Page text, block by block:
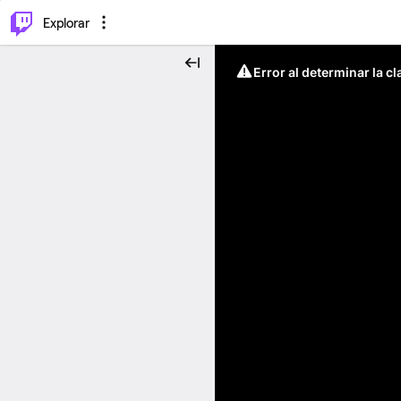
Explorar
Error al determinar la